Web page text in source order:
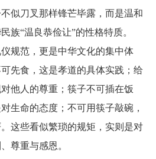
似刀叉那样锋芒毕露，而是温和
族“温良恭俭让”的性格特质。
规范，更是中华文化的集中体
先食，这是孝道的具体实践；给
他人的尊重；筷子不可插在饭
生命的态度；不可用筷子敲碗，
这些看似繁琐的规矩，实则是对
尊重与感恩。